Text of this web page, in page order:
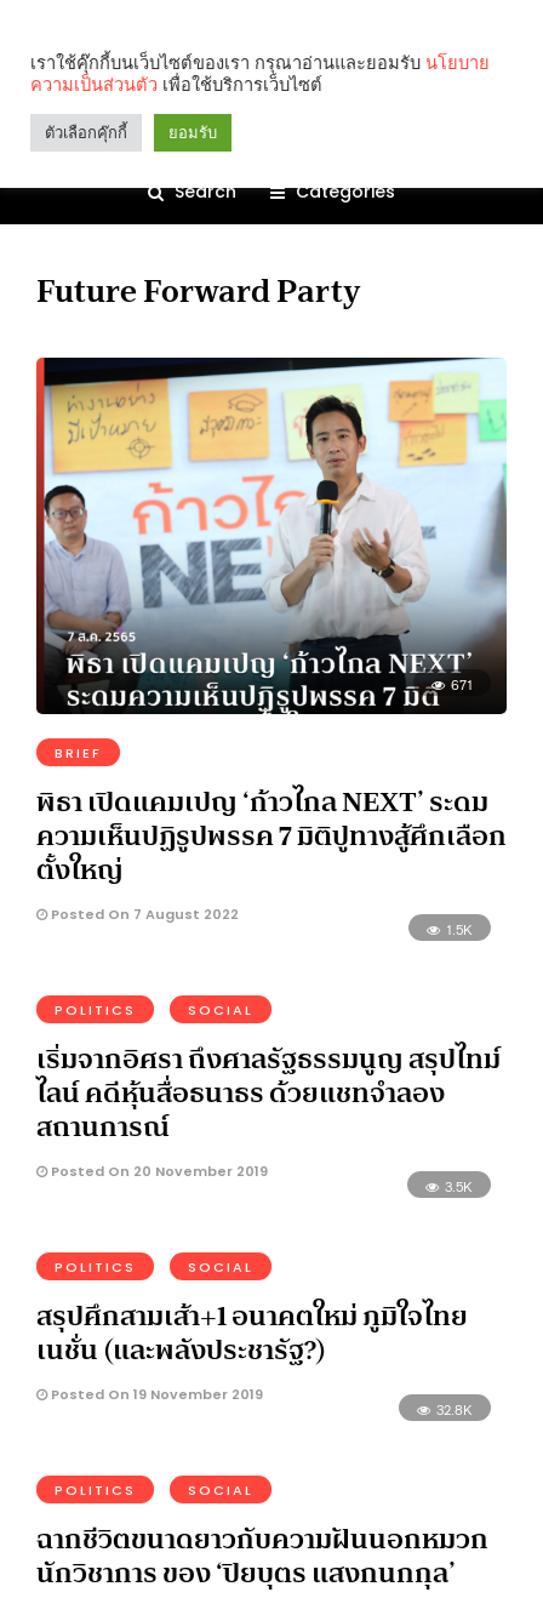
Search Categories
Future Forward Party
671
BRIEF
พิธา เปิดแคมเปญ ‘ก้าวไกล NEXT’ ระดม
ความเห็นปฏิรูปพรรค 7 มิติปูทางสู้ศึกเลือก
ตั้งใหญ่
Posted On 7 August 2022
1.5K
POLITICS SOCIAL
เริ่มจากอิศรา ถึงศาลรัฐธรรมนูญ สรุปไทม์
ไลน์ คดีหุ้นสื่อธนาธร ด้วยแชทจำลอง
สถานการณ์
Posted On 20 November 2019
3.5K
POLITICS SOCIAL
สรุปศึกสามเส้า+1 อนาคตใหม่ ภูมิใจไทย
เนชั่น (และพลังประชารัฐ?)
Posted On 19 November 2019
32.8K
POLITICS SOCIAL
ฉากชีวิตขนาดยาวกับความฝันนอกหมวก
นักวิชาการ ของ ‘ปิยบุตร แสงกนกกุล’
เราใช้คุ๊กกี้บนเว็บไซต์ของเรา กรุณาอ่านและยอมรับ นโยบาย
ความเป็นส่วนตัว เพื่อใช้บริการเว็บไซต์
ตัวเลือกคุ๊กกี้ ยอมรับ